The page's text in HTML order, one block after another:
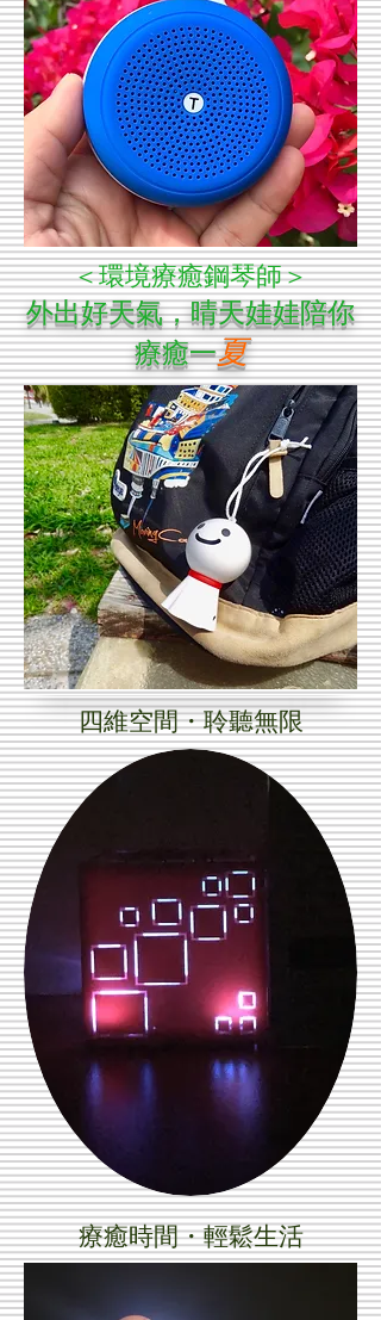
＜環境療癒鋼琴師＞
外出好天氣，晴天娃娃陪你
療癒一夏
四維空間・聆聽無限
療癒時間・輕鬆生活